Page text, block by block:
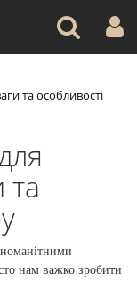
та особливості
нам важко зробити